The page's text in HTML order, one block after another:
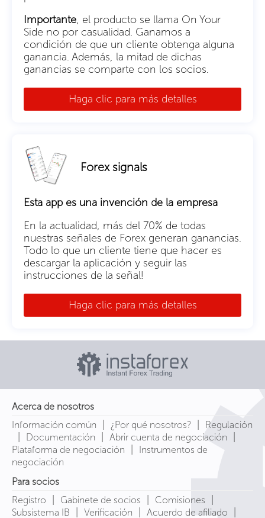
Importante, el producto se llama On Your
Side no por casualidad. Ganamos a
condición de que un cliente obtenga alguna
ganancia. Además, la mitad de dichas
ganancias se comparte con los socios.
Haga clic para más detalles
Forex signals
Esta app es una invención de la empresa
En la actualidad, más del 70% de todas
nuestras señales de Forex generan ganancias.
Todo lo que un cliente tiene que hacer es
descargar la aplicación y seguir las
instrucciones de la señal!
Haga clic para más detalles
Acerca de nosotros
Información común
¿Por qué nosotros? Regulación
Documentación Abrir cuenta de negociación
Plataforma de negociación
Instrumentos de
negociación
Para socios
Registro
Gabinete de socios Comisiones
Subsistema IB Verificación Acuerdo de afiliado